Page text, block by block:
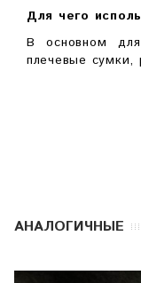
Для чего
В основном
плечевые сумки,
АНАЛОГИЧНЫЕ